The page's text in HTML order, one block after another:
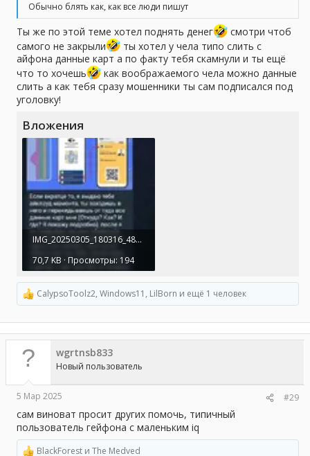
Обычно блять как, как все люди пишут
Ты же по этой теме хотел поднять денег
смотри чтоб
самого не закрыли
ты хотел у чела типо слить с
айфона данные карт а по факту тебя скамнули и ты ещё
что то хочешь
как воображаемого чела можно данные
слить а как тебя сразу мошенники ты сам подписался под
уголовку!
Вложения
IMG_20250305_180316_481~2.webp
70,7 KB · Просмотры: 194
Р
е
а
к
ц
и
и
CalypsoToolz2, Windows11 , LilBorn и ещё 1 человек
wgrtnsb833
Новый пользователь
5 Мар 2025 #29
сам виноват просит других помочь, типичный
пользователь гейфона с маленьким iq
BlackForest и The Medved